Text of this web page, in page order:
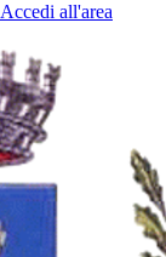
Accedi all'area